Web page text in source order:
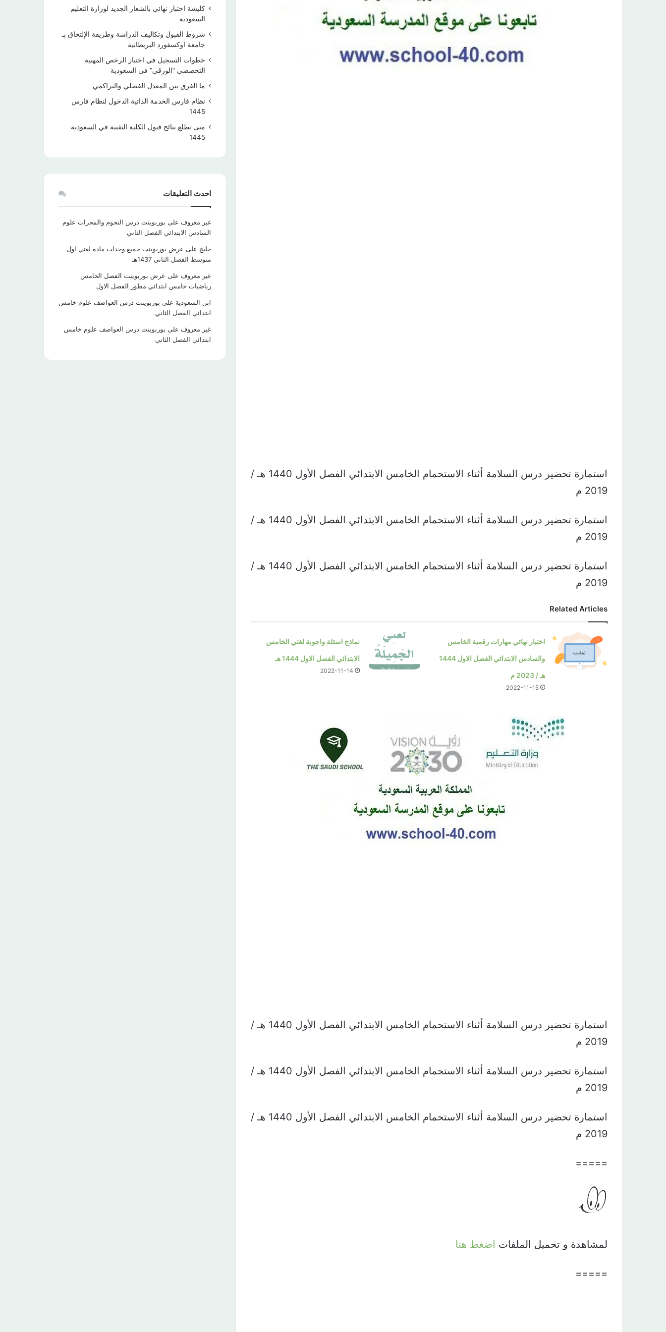
استمارة تحضير درس السلامة أثناء الاستحمام الخامس الابتدائي الفصل الأول 1440 هـ /
2019 م
استمارة تحضير درس السلامة أثناء الاستحمام الخامس الابتدائي الفصل الأول 1440 هـ /
2019 م
استمارة تحضير درس السلامة أثناء الاستحمام الخامس الابتدائي الفصل الأول 1440 هـ /
2019 م
Related Articles
اختبار نهائي مهارات رقمية الخامس
والسادس الابتدائي الفصل الاول 1444
هـ / 2023 م
2022-11-15
نماذج اسئلة واجوبة لغتي الخامس
الابتدائي الفصل الاول 1444 هـ
2022-11-14
استمارة تحضير درس السلامة أثناء الاستحمام الخامس الابتدائي الفصل الأول 1440 هـ /
2019 م
استمارة تحضير درس السلامة أثناء الاستحمام الخامس الابتدائي الفصل الأول 1440 هـ /
2019 م
استمارة تحضير درس السلامة أثناء الاستحمام الخامس الابتدائي الفصل الأول 1440 هـ /
2019 م
=====
لمشاهدة و تحميل الملفات اضغط هنا
=====
كليشة اختبار نهائي بالشعار الجديد لوزارة التعليم
السعودية
شروط القبول وتكاليف الدراسة وطريقة الإلتحاق بـ
جامعة اوكسفورد البريطانية
خطوات التسجيل في اختبار الرخص المهنية
التخصصي “الورقي” في السعودية
ما الفرق بين المعدل الفصلي والتراكمي
نظام فارس الخدمة الذاتية الدخول لنظام فارس
1445
متى تطلع نتائج قبول الكلية التقنية في السعودية
1445
احدث التعليقات
غير معروف على بوربوينت درس النجوم والمجرات علوم
السادس الابتدائي الفصل الثاني
خليج على عرض بوربوينت جميع وحدات مادة لغتي اول
متوسط الفصل الثاني 1437هـ
غير معروف على عرض بوربوينت الفصل الخامس
رياضيات خامس ابتدائي مطور الفصل الاول
ابن السعودية على بوربوينت درس العواصف علوم خامس
ابتدائي الفصل الثاني
غير معروف على بوربوينت درس العواصف علوم خامس
ابتدائي الفصل الثاني